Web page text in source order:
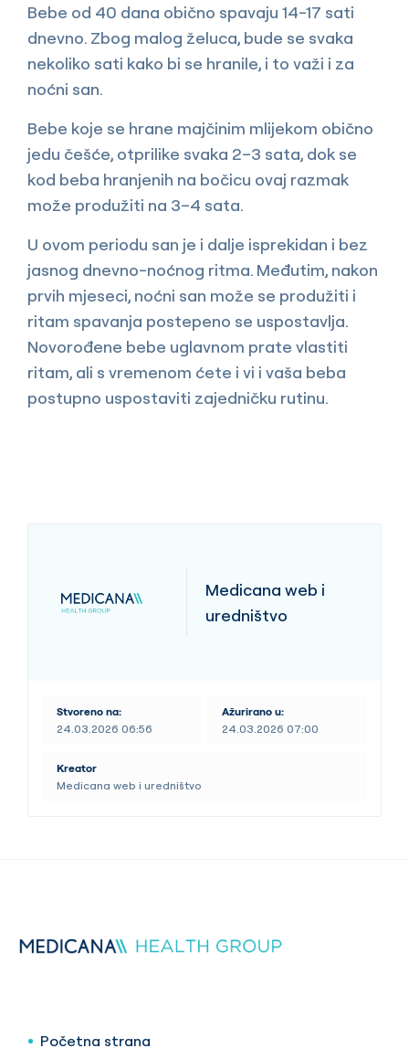
Bebe od 40 dana obično spavaju 14-17 sati
dnevno. Zbog malog želuca, bude se svaka
nekoliko sati kako bi se hranile, i to važi i za
noćni san.
Bebe koje se hrane majčinim mlijekom obično
jedu češće, otprilike svaka 2–3 sata, dok se
kod beba hranjenih na bočicu ovaj razmak
može produžiti na 3–4 sata.
U ovom periodu san je i dalje isprekidan i bez
jasnog dnevno-noćnog ritma. Međutim, nakon
prvih mjeseci, noćni san može se produžiti i
ritam spavanja postepeno se uspostavlja.
Novorođene bebe uglavnom prate vlastiti
ritam, ali s vremenom ćete i vi i vaša beba
postupno uspostaviti zajedničku rutinu.
Medicana web i
uredništvo
Stvoreno na:
24.03.2026 06:56
Ažurirano u:
24.03.2026 07:00
Kreator
Medicana web i uredništvo
Početna strana